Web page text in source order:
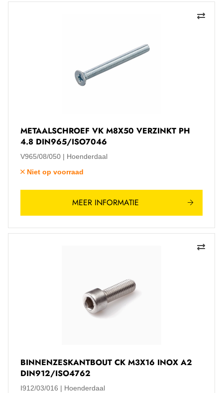
METAALSCHROEF VK M8X50 VERZINKT PH
4.8 DIN965/ISO7046
V965/08/050
Hoenderdaal
Niet op voorraad
MEER INFORMATIE
BINNENZESKANTBOUT CK M3X16 INOX A2
DIN912/ISO4762
I912/03/016
Hoenderdaal